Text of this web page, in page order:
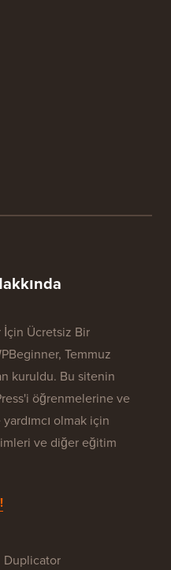
İçin Ücretsiz Bir
Temmuz
kuruldu. Bu sitenin
öğrenmelerine ve
olmak için
ve diğer eğitim
Duplicator